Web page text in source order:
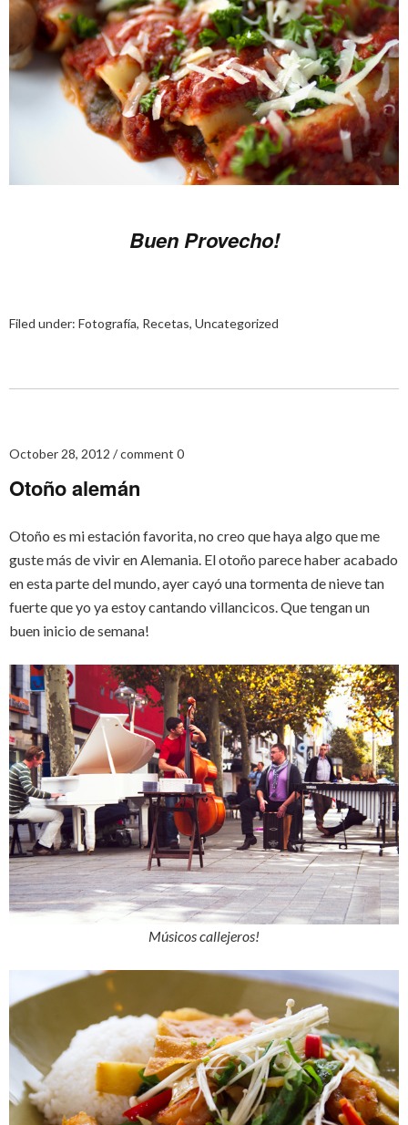
Buen Provecho!
Filed under: Fotografía, Recetas, Uncategorized
October 28, 2012 comment 0
Otoño alemán
Otoño es mi estación favorita, no creo que haya algo que me
guste más de vivir en Alemania. El otoño parece haber acabado
en esta parte del mundo, ayer cayó una tormenta de nieve tan
fuerte que yo ya estoy cantando villancicos. Que tengan un
buen inicio de semana!
Músicos callejeros!